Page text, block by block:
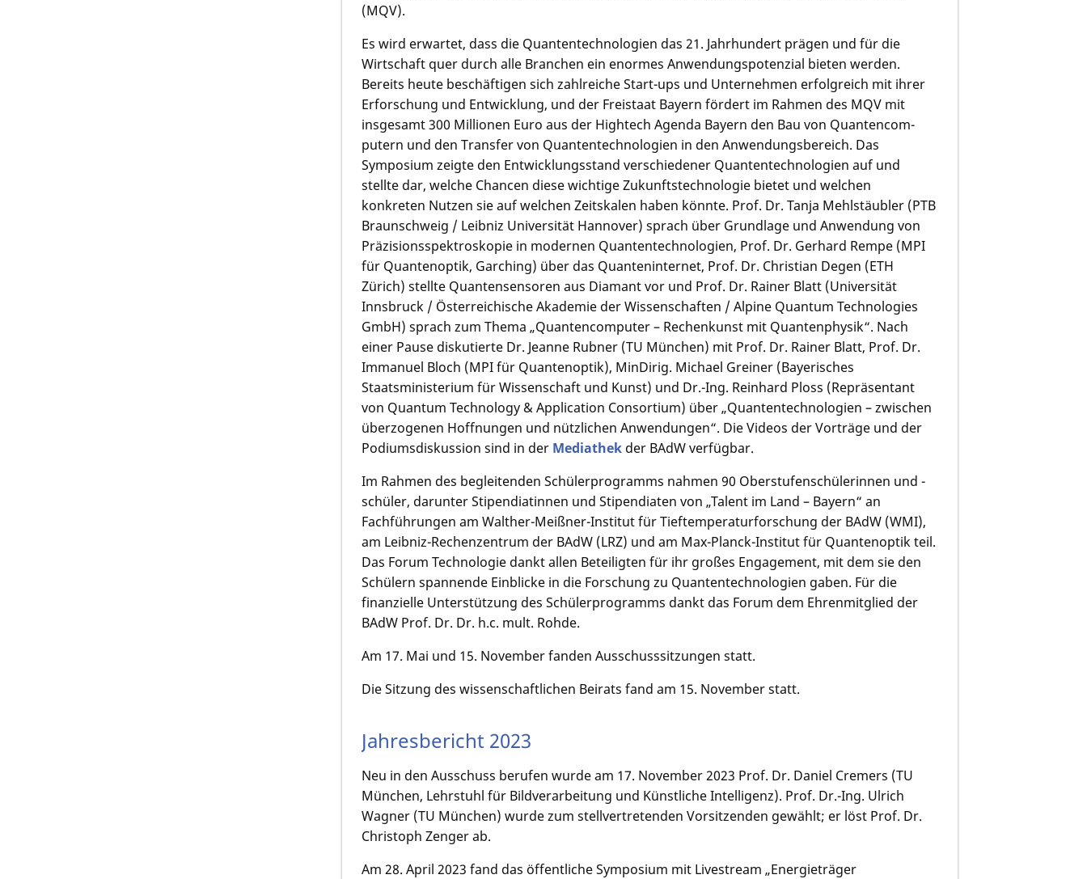
(MQV).
Es wird erwartet, dass die Quantentechnolo­gien das 21. Jahrhundert prägen und für die
Wirtschaft quer durch alle Branchen ein enormes Anwendungs­poten­zial bieten werden.
Bereits heute beschäftigen sich zahlreiche Start-ups und Unternehmen erfolgreich mit ihrer
Erforschung und Entwicklung, und der Freistaat Bayern fördert im Rahmen des MQV mit
insgesamt 300 Millionen Euro aus der Hightech Agenda Bayern den Bau von Quantencom­
putern und den Transfer von Quantentechno­logien in den Anwendungsbe­reich. Das
Symposium zeigte den Entwicklungs­stand verschiedener Quantentechnolo­gien auf und
stellte dar, welche Chancen diese wichtige Zukunftstechno­logie bietet und welchen
konkreten Nutzen sie auf welchen Zeitskalen haben könnte. Prof. Dr. Tanja Mehlstäub­ler (PTB
Braunschweig / Leibniz Universität Hannover) sprach über Grundlage und Anwendung von
Präzisions­spektrosko­pie in modernen Quantentechno­logien, Prof. Dr. Gerhard Rempe (MPI
für Quantenoptik, Garching) über das Quanteninter­net, Prof. Dr. Christian Degen (ETH
Zürich) stellte Quantensenso­ren aus Diamant vor und Prof. Dr. Rainer Blatt (Universität
Innsbruck / Österreichi­sche Akademie der Wissenschaf­ten / Alpine Quantum Technologies
GmbH) sprach zum Thema „Quantencom­puter – Rechenkunst mit Quantenphysik“. Nach
einer Pause diskutierte Dr. Jeanne Rubner (TU München) mit Prof. Dr. Rainer Blatt, Prof. Dr.
Immanuel Bloch (MPI für Quantenoptik), MinDirig. Michael Greiner (Bayerisches
Staatsministe­rium für Wissenschaft und Kunst) und Dr.-Ing. Reinhard Ploss (Repräsentant
von Quantum Technology & Application Consortium) über „Quantentechnolo­gien – zwischen
überzogenen Hoffnungen und nützlichen Anwendungen“. Die Videos der Vorträge und der
Podiumsdiskussion sind in der Mediathek der BAdW verfügbar.
Im Rahmen des begleitenden Schülerpro­gramms nahmen 90 Oberstufenschüle­rinnen und -
schüler, darunter Stipendiatin­nen und Stipendiaten von „Talent im Land – Bayern“ an
Fachführungen am Walther-Meißner-Institut für Tieftemperatur­for­schung der BAdW (WMI),
am Leibniz-Rechenzent­rum der BAdW (LRZ) und am Max-Planck-Institut für Quantenoptik teil.
Das Forum Technologie dankt allen Beteiligten für ihr großes Engagement, mit dem sie den
Schülern spannende Einblicke in die Forschung zu Quantentechno­logien gaben. Für die
finanzielle Unterstützung des Schülerpro­gramms dankt das Forum dem Ehrenmitglied der
BAdW Prof. Dr. Dr. h.c. mult. Rohde.
Am 17. Mai und 15. November fanden Ausschusssitzun­gen statt.
Die Sitzung des wissenschaftlichen Beirats fand am 15. November statt.
Jahresbericht 2023
Neu in den Ausschuss berufen wurde am 17. November 2023 Prof. Dr. Daniel Cremers (TU
München, Lehrstuhl für Bildverarbeitung und Künstliche Intelligenz). Prof. Dr.-Ing. Ulrich
Wagner (TU München) wurde zum stellvertretenden Vorsitzenden gewählt; er löst Prof. Dr.
Christoph Zenger ab.
Am 28. April 2023 fand das öffentliche Symposium mit Livestream „Energieträger